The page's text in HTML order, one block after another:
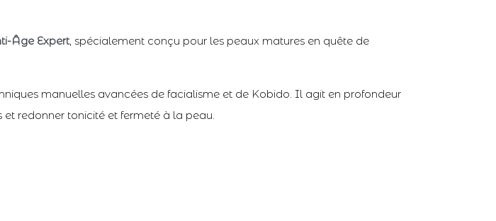
Âge Expert, spécialement conçu pour les peaux matures en quête de
manuelles avancées de facialisme et de Kobido. Il agit en profondeur
et redonner tonicité et fermeté à la peau.